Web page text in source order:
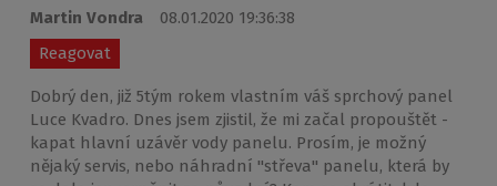
Martin Vondra
08.01.2020 19:36:38
Reagovat
Dobrý den, již 5tým rokem vlastním váš sprchový panel
Luce Kvadro. Dnes jsem zjistil, že mi začal propouštět -
kapat hlavní uzávěr vody panelu. Prosím, je možný
nějaký servis, nebo náhradní "střeva" panelu, která by